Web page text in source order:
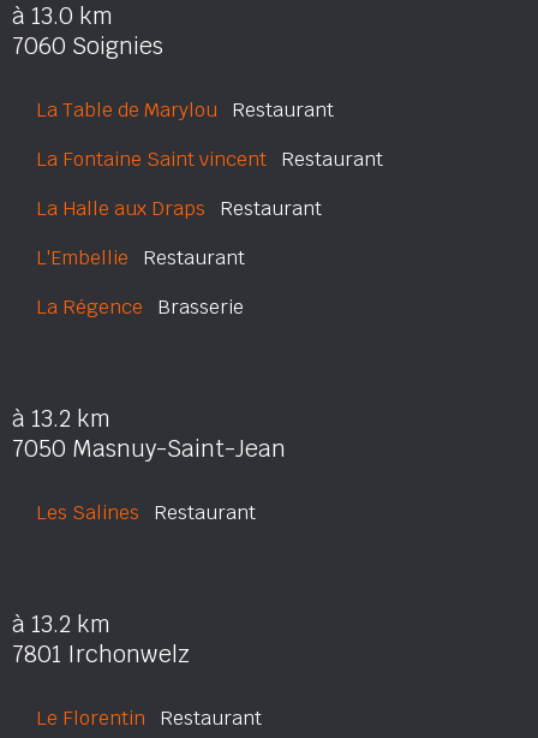
à 13.0 km
7060 Soignies
La Table de Marylou Restaurant
La Fontaine Saint vincent Restaurant
La Halle aux Draps Restaurant
L'Embellie Restaurant
La Régence Brasserie
à 13.2 km
7050 Masnuy-Saint-Jean
Les Salines Restaurant
à 13.2 km
7801 Irchonwelz
Le Florentin Restaurant